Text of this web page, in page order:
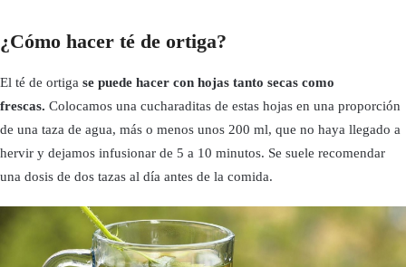
¿Cómo hacer té de ortiga?
El té de ortiga se puede hacer con hojas tanto secas como
frescas. Colocamos una cucharaditas de estas hojas en una proporción
de una taza de agua, más o menos unos 200 ml, que no haya llegado a
hervir y dejamos infusionar de 5 a 10 minutos. Se suele recomendar
una dosis de dos tazas al día antes de la comida.